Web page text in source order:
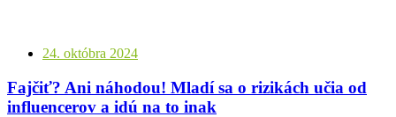
24. októbra 2024
Fajčiť? Ani náhodou! Mladí sa o rizikách učia od
influencerov a idú na to inak